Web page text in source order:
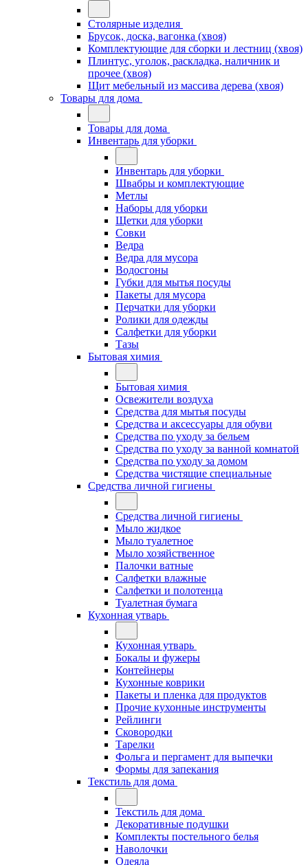
Столярные изделия
Брусок, доска, вагонка (хвоя)
Комплектующие для сборки и лестниц (хвоя)
Плинтус, уголок, раскладка, наличник и
прочее (хвоя)
Щит мебельный из массива дерева (хвоя)
Товары для дома
Товары для дома
Инвентарь для уборки
Инвентарь для уборки
Швабры и комплектующие
Метлы
Наборы для уборки
Щетки для уборки
Совки
Ведра
Ведра для мусора
Водосгоны
Губки для мытья посуды
Пакеты для мусора
Перчатки для уборки
Ролики для одежды
Салфетки для уборки
Тазы
Бытовая химия
Бытовая химия
Освежители воздуха
Средства для мытья посуды
Средства и аксессуары для обуви
Средства по уходу за бельем
Средства по уходу за ванной комнатой
Средства по уходу за домом
Средства чистящие специальные
Средства личной гигиены
Средства личной гигиены
Мыло жидкое
Мыло туалетное
Мыло хозяйственное
Палочки ватные
Салфетки влажные
Салфетки и полотенца
Туалетная бумага
Кухонная утварь
Кухонная утварь
Бокалы и фужеры
Контейнеры
Кухонные коврики
Пакеты и пленка для продуктов
Прочие кухонные инструменты
Рейлинги
Сковородки
Тарелки
Фольга и пергамент для выпечки
Формы для запекания
Текстиль для дома
Текстиль для дома
Декоративные подушки
Комплекты постельного белья
Наволочки
Одеяла